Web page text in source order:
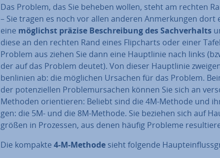
Das Problem, das Sie beheben wollen, steht am rechten
– Sie tragen es noch vor allen anderen An­mer­kun­gen dort
eine möglichst präzise Be­schrei­bung des Sach­ver­halts
diese an den rechten Rand eines Flip­charts oder einer
Problem aus ziehen Sie dann eine Haupt­li­nie nach links
der auf das Problem deutet). Von dieser Haupt­li­nie
ben­li­ni­en ab: die möglichen Ursachen für das Problem.
der po­ten­zi­el­len Pro­ble­m­ur­sa­chen können Sie sich an
Methoden ori­en­tie­ren: Beliebt sind die 4M-Methode und
gen: die 5M- und die 8M-Methode. Sie beziehen sich auf
grö­ßen in Prozessen, aus denen häufig Probleme
Die kompakte 4-M-Methode sieht folgende